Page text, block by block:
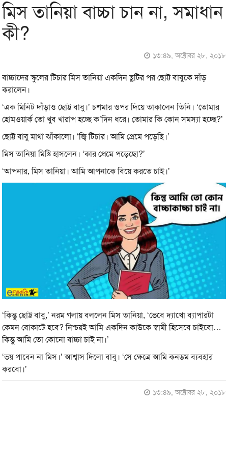
মিস তানিয়া বাচ্চা চান না, সমাধান
কী?
১৩:৪৯, অক্টোবর ২৮, ২০১৮
বাচ্চাদের স্কুলের টিচার মিস তানিয়া একদিন ছুটির পর ছোট্ট বাবুকে দাঁড়
করালেন।
‘এক মিনিট দাঁড়াও ছোট্ট বাবু।’ চশমার ওপর দিয়ে তাকালেন তিনি। ‘তোমার
হোমওয়ার্ক তো খুব খারাপ হচ্ছে ক’দিন ধরে। তোমার কি কোন সমস্যা হচ্ছে?’
ছোট্ট বাবু মাথা ঝাঁকালো। ‘জ্বি টিচার। আমি প্রেমে পড়েছি।’
মিস তানিয়া মিষ্টি হাসলেন। ‘কার প্রেমে পড়েছো?’
‘আপনার, মিস তানিয়া। আমি আপনাকে বিয়ে করতে চাই।’
‘কিন্তু ছোট্ট বাবু,’ নরম গলায় বললেন মিস তানিয়া, ‘ভেবে দ্যাখো ব্যাপারটা
কেমন বোকাটে হবে? নিশ্চয়ই আমি একদিন কাউকে স্বামী হিসেবে চাইবো…
কিন্তু আমি তো কোনো বাচ্চা চাই না।’
‘ভয় পাবেন না মিস।’ আশ্বাস দিলো বাবু। ‘সে ক্ষেত্রে আমি কনডম ব্যবহার
করবো।’
১৩:৪৯, অক্টোবর ২৮, ২০১৮